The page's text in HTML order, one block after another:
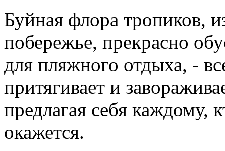
Буйная флора тропиков,
побережье, прекрасно
для пляжного отдыха, -
притягивает и
предлагая себя каждому,
окажется.